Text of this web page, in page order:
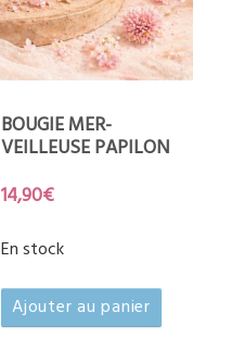
BOUGIE MER-
VEILLEUSE PAPILON
14,90€
En stock
quantité
de
Ajouter au panier